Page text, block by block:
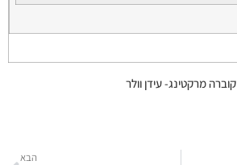
קוברה מרקטינג- עידן וולר
הבא